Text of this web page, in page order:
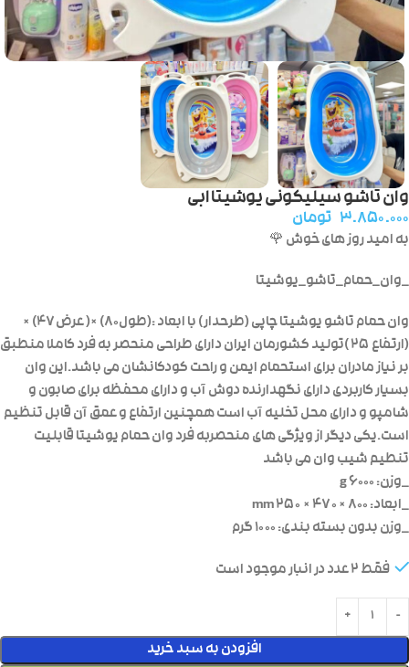
وان تاشو سیلیکونی یوشیتا ابی
۳.۸۵۰.۰۰۰ تومان
به امید روز های خوش 🌹
_وان_حمام_تاشو_یوشیتا
وان حمام تاشو یوشیتا چاپی (طرحدار) با ابعاد :(طول۸۰) ×( عرض۴۷) ×
(ارتفاع ۲۵ )تولید کشورمان ایران دارای طراحی منحصر به فرد کاملا منطبق
بر نیاز مادران برای استحمام ایمن و راحت کودکانشان می باشد.این وان
بسیار کاربردی دارای نگهدارنده دوش آب و دارای محفظه برای صابون و
شامپو و دارای محل تخلیه آب است همچنین ارتفاع و عمق آن قابل تنظیم
است.یکی دیگر از ویژگی های منحصربه فرد وان حمام یوشیتا قابلیت
تنطیم شیب وان می باشد
_وزن: ۶۰۰۰ g
_ابعاد: ۸۰۰ × ۴۷۰ × ۲۵۰ mm
_وزن بدون بسته بندی: ۱۰۰۰ گرم
فقط 2 عدد در انبار موجود است
افزودن به سبد خرید